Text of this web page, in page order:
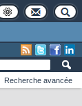
Recherche avancée